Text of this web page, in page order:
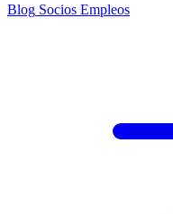
Blog Socios Empleos